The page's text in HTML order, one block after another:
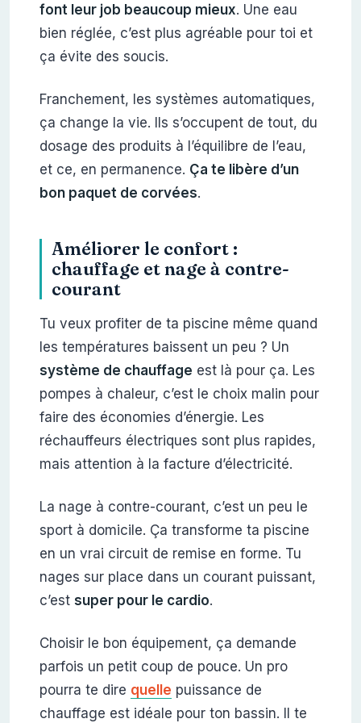
font leur job beaucoup mieux. Une eau
bien réglée, c’est plus agréable pour toi et
ça évite des soucis.
Franchement, les systèmes automatiques,
ça change la vie. Ils s’occupent de tout, du
dosage des produits à l’équilibre de l’eau,
et ce, en permanence. Ça te libère d’un
bon paquet de corvées.
Améliorer le confort :
chauffage et nage à contre-
courant
Tu veux profiter de ta piscine même quand
les températures baissent un peu ? Un
système de chauffage est là pour ça. Les
pompes à chaleur, c’est le choix malin pour
faire des économies d’énergie. Les
réchauffeurs électriques sont plus rapides,
mais attention à la facture d’électricité.
La nage à contre-courant, c’est un peu le
sport à domicile. Ça transforme ta piscine
en un vrai circuit de remise en forme. Tu
nages sur place dans un courant puissant,
c’est super pour le cardio.
Choisir le bon équipement, ça demande
parfois un petit coup de pouce. Un pro
pourra te dire quelle puissance de
chauffage est idéale pour ton bassin. Il te